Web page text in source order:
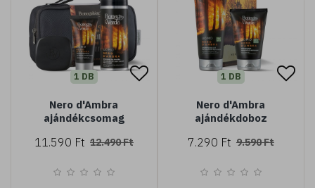
1 DB
Nero d'Ambra
ajándékcsomag
11.590 Ft 12.490 Ft
1 DB
Nero d'Ambra
ajándékdoboz
7.290 Ft 9.590 Ft